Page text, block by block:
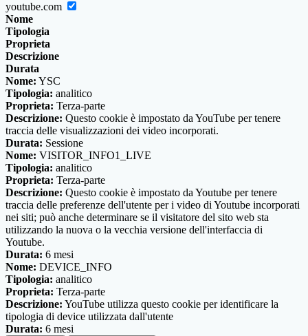
youtube.com
Nome
Tipologia
Proprieta
Descrizione
Durata
Nome: YSC
Tipologia: analitico
Proprieta: Terza-parte
Descrizione: Questo cookie è impostato da YouTube per tenere
traccia delle visualizzazioni dei video incorporati.
Durata: Sessione
Nome: VISITOR_INFO1_LIVE
Tipologia: analitico
Proprieta: Terza-parte
Descrizione: Questo cookie è impostato da Youtube per tenere
traccia delle preferenze dell'utente per i video di Youtube incorporati
nei siti; può anche determinare se il visitatore del sito web sta
utilizzando la nuova o la vecchia versione dell'interfaccia di
Youtube.
Durata: 6 mesi
Nome: DEVICE_INFO
Tipologia: analitico
Proprieta: Terza-parte
Descrizione: YouTube utilizza questo cookie per identificare la
tipologia di device utilizzata dall'utente
Durata: 6 mesi